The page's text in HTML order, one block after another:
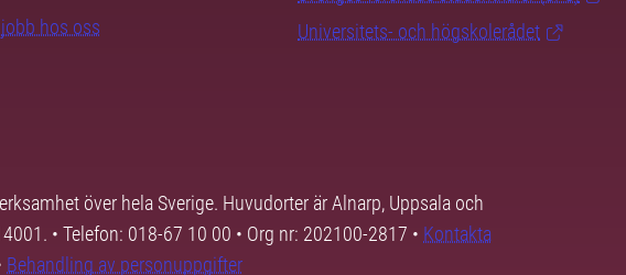
hos oss
Universitets- och högskolerådet
över hela Sverige. Huvudorter är Alnarp, Uppsala och
• Telefon: 018-67 10 00 • Org nr: 202100-2817 • Kontakta
Behandling av personuppgifter